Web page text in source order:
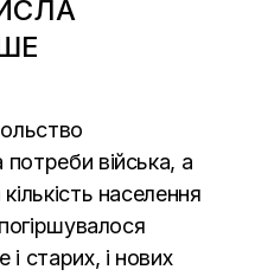
війська, а
населення
старих, і нових